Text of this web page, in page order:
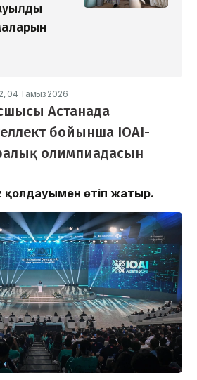
04 Тамыз 2026
Астанада
бойынша IOAI-
олимпиадасын
өтіп жатыр.